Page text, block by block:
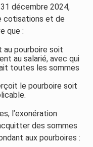
décembre 2024,
cotisations et de
que :
au pourboire soit
au salarié, avec qui
toutes les sommes
le pourboire soit
l’exonération
des sommes
aux pourboires :